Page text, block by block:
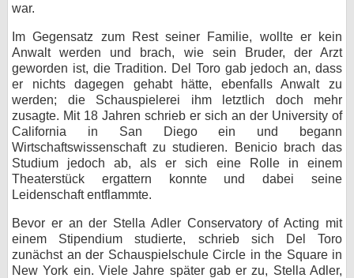
war.
Im Gegensatz zum Rest seiner Familie, wollte er kein
Anwalt werden und brach, wie sein Bruder, der Arzt
geworden ist, die Tradition. Del Toro gab jedoch an, dass
er nichts dagegen gehabt hätte, ebenfalls Anwalt zu
werden; die Schauspielerei ihm letztlich doch mehr
zusagte. Mit 18 Jahren schrieb er sich an der University of
California in San Diego ein und begann
Wirtschaftswissenschaft zu studieren. Benicio brach das
Studium jedoch ab, als er sich eine Rolle in einem
Theaterstück ergattern konnte und dabei seine
Leidenschaft entflammte.
Bevor er an der Stella Adler Conservatory of Acting mit
einem Stipendium studierte, schrieb sich Del Toro
zunächst an der Schauspielschule Circle in the Square in
New York ein. Viele Jahre später gab er zu, Stella Adler,
Nutzungsbedingungen
Datenschutz
Cookie-Einstellungen
Impressum
Desktop-Ansicht